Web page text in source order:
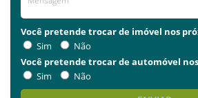
Você pretende trocar de imóvel nos
Sim
Não
Você pretende trocar de automóvel
Sim
Não